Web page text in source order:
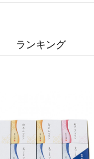
ランキング